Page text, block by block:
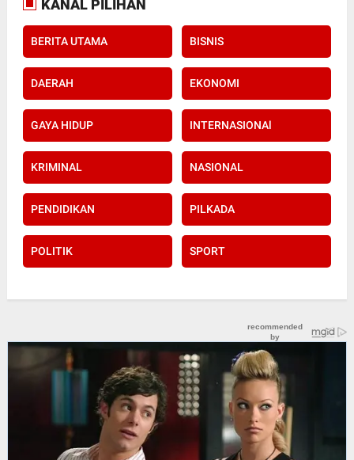
KANAL PILIHAN
BERITA UTAMA BISNIS
DAERAH EKONOMI
GAYA HIDUP INTERNASIONAl
KRIMINAL NASIONAL
PENDIDIKAN PILKADA
POLITIK SPORT